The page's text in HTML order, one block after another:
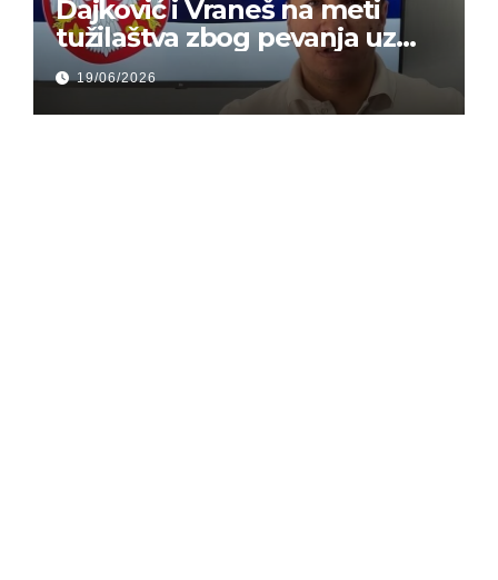
Dajković i Vraneš na meti
tužilaštva zbog pevanja uz
gusle
19/06/2026